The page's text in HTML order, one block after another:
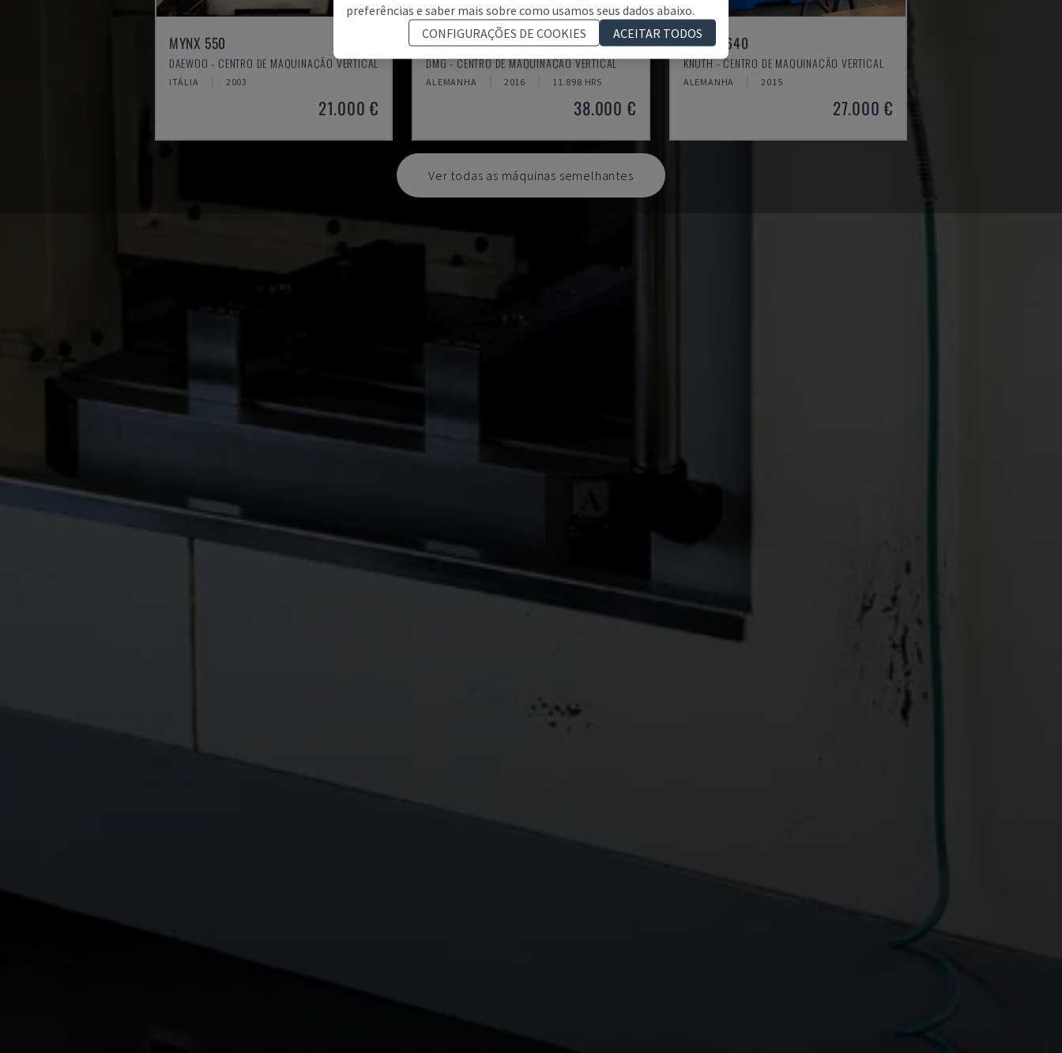
MYNX 550
DAEWOO - CENTRO DE MAQUINAÇÃO VERTICAL
ITÁLIA 2003
21.000 €
ECOMILL 800 V
DMG - CENTRO DE MAQUINAÇÃO VERTICAL
ALEMANHA 2016 11.898 HRS
38.000 €
X-MILL 640
KNUTH - CENTRO DE MAQUINAÇÃO VERTICAL
ALEMANHA 2015
27.000 €
Ver todas as máquinas semelhantes
preferências e saber mais sobre como usamos seus dados abaixo.
CONFIGURAÇÕES DE COOKIES
ACEITAR TODOS